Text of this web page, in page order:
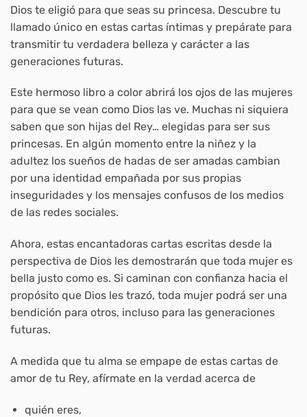
Dios te eligió para que seas su princesa. Descubre tu
llamado único en estas cartas íntimas y prepárate para
transmitir tu verdadera belleza y carácter a las
generaciones futuras.
Este hermoso libro a color abrirá los ojos de las mujeres
para que se vean como Dios las ve. Muchas ni siquiera
saben que son hijas del Rey… elegidas para ser sus
princesas. En algún momento entre la niñez y la
adultez los sueños de hadas de ser amadas cambian
por una identidad empañada por sus propias
inseguridades y los mensajes confusos de los medios
de las redes sociales.
Ahora, estas encantadoras cartas escritas desde la
perspectiva de Dios les demostrarán que toda mujer es
bella justo como es. Si caminan con confianza hacia el
propósito que Dios les trazó, toda mujer podrá ser una
bendición para otros, incluso para las generaciones
futuras.
A medida que tu alma se empape de estas cartas de
amor de tu Rey, afírmate en la verdad acerca de
quién eres,